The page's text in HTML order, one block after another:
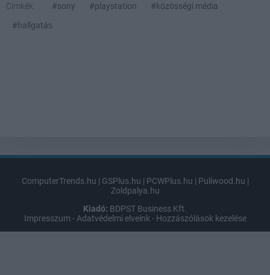
Címkék: #sony #playstation
#közösségi média
#hallgatás
ComputerTrends.hu | GSPlus.hu | PCWPlus.hu | Puliwood.hu |
Zoldpalya.hu
Kiadó: BDPST Business Kft.
Impresszum -Adatvédelmi elveink- Hozzászólások kezelése